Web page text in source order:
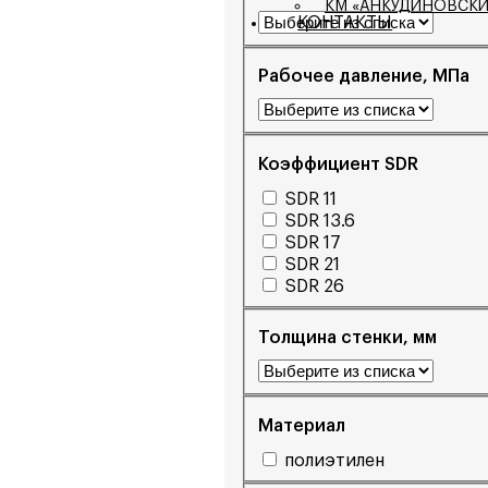
КМ
КОНТАКТЫ
Рабочее давление, МПа
Коэффициент SDR
SDR 11
SDR 13.6
SDR 17
SDR 21
SDR 26
Толщина стенки, мм
Материал
полиэтилен